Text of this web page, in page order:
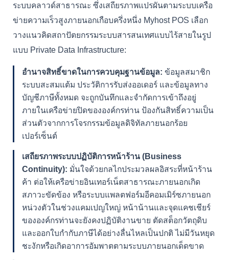
ระบบคลาวด์สาธารณะ ซึ่งเสถียรภาพแปรผันตามระบบเครือ
ข่ายความเร็วสูงภายนอกเกือบครึ่งหนึ่ง Myhost POS เลือก
วางแนวคิดสถาปัตยกรรมระบบสารสนเทศแบบไร้สายในรูป
แบบ Private Data Infrastructure:
อำนาจสิทธิ์ขาดในการควบคุมฐานข้อมูล: ข้อมูลสมาชิก
ระบบสะสมแต้ม ประวัติการรับส่งออเดอร์ และข้อมูลทาง
บัญชีภาษีทั้งหมด จะถูกบันทึกและจำกัดการเข้าถึงอยู่
ภายในเครือข่ายปิดขององค์กรท่าน ป้องกันสิทธิ์ความเป็น
ส่วนตัวจากการโจรกรรมข้อมูลดิจิทัลภายนอกร้อย
เปอร์เซ็นต์
เสถียรภาพระบบปฏิบัติการหน้าร้าน (Business
Continuity): มั่นใจด้วยกลไกประมวลผลอิสระที่หน้าร้าน
ค้า ต่อให้เครือข่ายอินเทอร์เน็ตสาธารณะภายนอกเกิด
สภาวะขัดข้อง หรือระบบแพลตฟอร์มอีคอมเมิร์ซภายนอก
หน่วงตัวในช่วงแคมเปญใหญ่ หน้าน้านและจุดแคชเชียร์
ขององค์กรท่านจะยังคงปฏิบัติงานขาย ตัดสต็อกวัตถุดิบ
และออกใบกำกับภาษีได้อย่างลื่นไหลเป็นปกติ ไม่มีวันหยุด
ชะงักหรือเกิดอาการอัมพาตตามระบบภายนอกเด็ดขาด